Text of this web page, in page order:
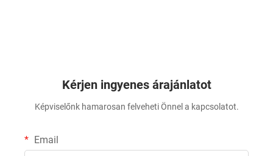
Kérjen ingyenes árajánlatot
Képviselőnk hamarosan felveheti Önnel a kapcsolatot.
Email